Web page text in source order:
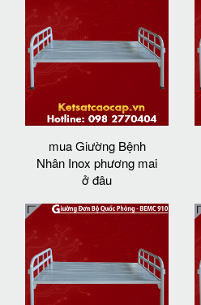
mua Giường Bệnh
Nhân Inox phương mai
ở đâu